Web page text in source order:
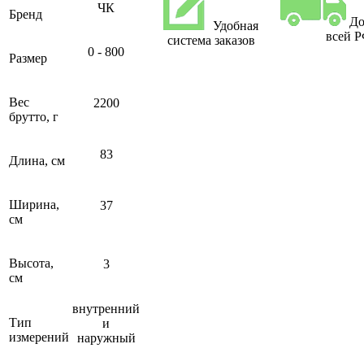
Бренд ЧК
Размер 0 - 800
Вес
брутто, г
2200
Длина, см 83
Ширина,
см
37
Высота,
см
3
Тип
измерений
внутренний
и
наружный
Удобная
система заказов
всей